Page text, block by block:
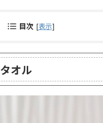
目次 [表示]
オル